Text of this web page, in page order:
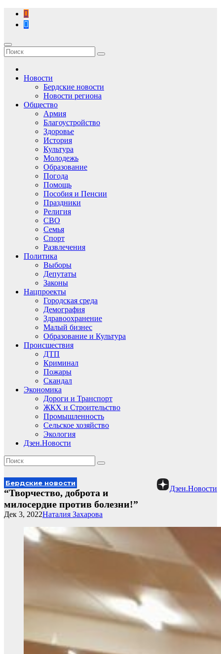
Перейти
содержимому
Новости
Бердские новости
Новости региона
Общество
Армия
Благоустройство
Здоровье
История
Культура
Молодежь
Образование
Погода
Помощь
Пособия и Пенсии
Праздники
Религия
СВО
Семья
Спорт
Развлечения
Политика
Выборы
Депутаты
Законы
Нацпроекты
Городская среда
Демография
Здравоохранение
Малый бизнес
Образование и Культура
Происшествия
ДТП
Криминал
Пожары
Скандал
Экономика
Дороги и Транспорт
ЖКХ и Строительство
Промышленность
Сельское хозяйство
Экология
Дзен.Новости
Дзен.Новости
Бердские новости
“Творчество, доброта и
милосердие против болезни!”
Наталия Захарова
Дек 3, 2022